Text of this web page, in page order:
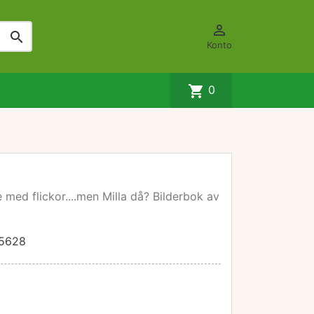
 
Konto
shopping_cart 0
flickor....men Milla då? Bilderbok av